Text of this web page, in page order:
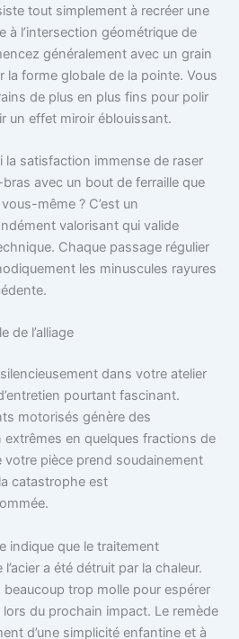
tout simplement à recréer une
à l’intersection géométrique de
généralement avec un grain
la forme globale de la pointe. Vous
de plus en plus fins pour polir
un effet miroir éblouissant.
la satisfaction immense de raser
avec un bout de ferraille que
même ? C’est un
valorisant qui valide
Chaque passage régulier
les minuscules rayures
de l’alliage
dans votre atelier
pourtant fascinant.
motorisés génère des
en quelques fractions de
votre pièce prend soudainement
catastrophe est
indique que le traitement
a été détruit par la chaleur.
beaucoup trop molle pour espérer
du prochain impact. Le remède
d’une simplicité enfantine et à